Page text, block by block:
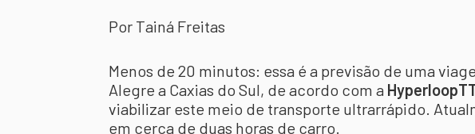
Por Tainá Freitas
Menos de 20 minutos: essa é a previsão de uma
Alegre a Caxias do Sul, de acordo com a
viabilizar este meio de transporte ultrarrápido.
em cerca de duas horas de carro.